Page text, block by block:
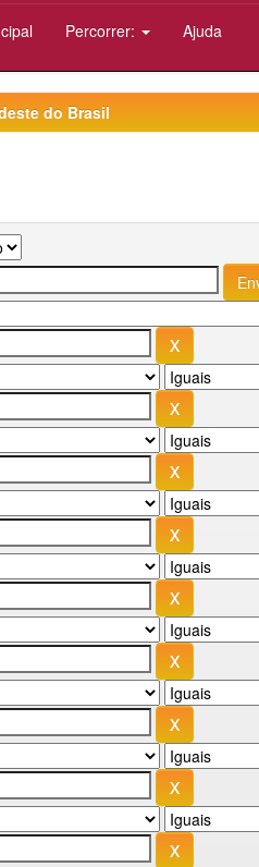
Percorrer: Ajuda
do Brasil